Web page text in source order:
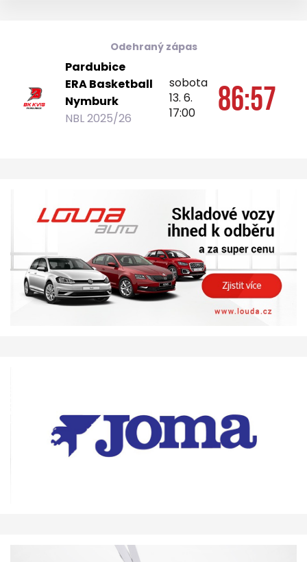
Odehraný zápas
Pardubice
ERA Basketball
Nymburk
NBL 2025/26
sobota
13. 6.
17:00
86:57